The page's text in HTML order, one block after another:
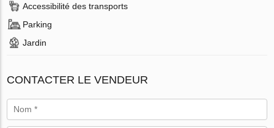
Accessibilité des transports
Parking
Jardin
CONTACTER LE VENDEUR